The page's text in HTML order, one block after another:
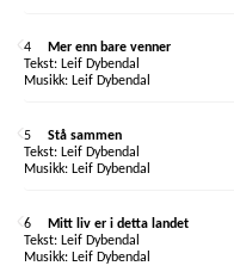
4
Mer enn bare venner
Leif Dybendal
Leif Dybendal
5
Stå sammen
Leif Dybendal
Leif Dybendal
6
Mitt liv er i detta landet
Leif Dybendal
Leif Dybendal